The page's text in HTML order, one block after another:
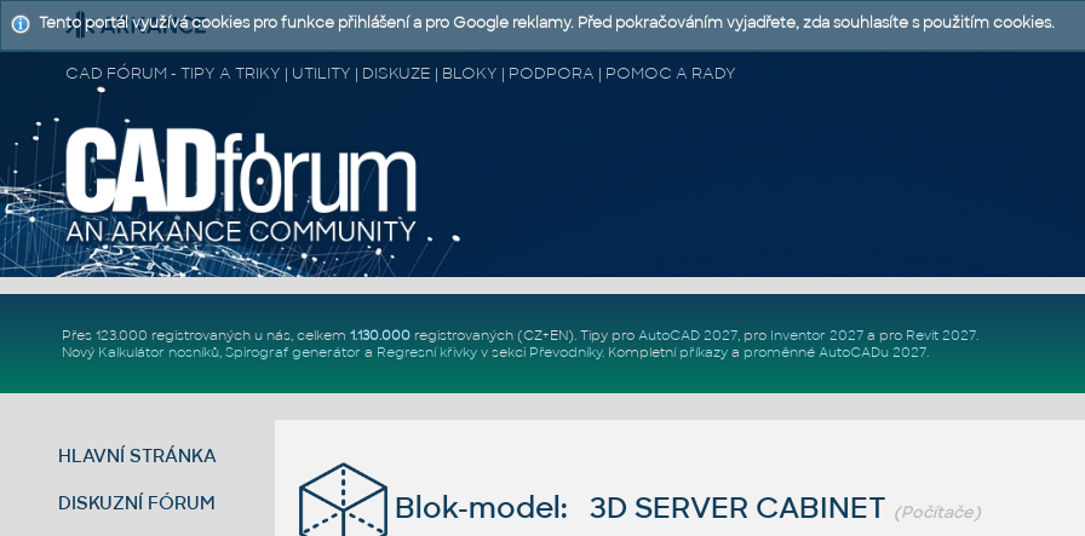
CAD FÓRUM - TIPY A TRIKY | UTILITY | DISKUZE | BLOKY | PODPORA | POMOC A RADY
Přes 123.000 registrovaných u nás, celkem 1.130.000registrovaných (CZ+EN). Tipy pro AutoCAD 2027, pro Inventor 2027a pro Revit 2027.
Nový Kalkulátor nosníků, Spirograf generátor a Regresní křivkyv sekci Převodníky. Kompletní příkazya proměnné AutoCADu 2027.
HLAVNÍ STRÁNKA
DISKUZNÍ FÓRUM Blok-model: 3D SERVER CABINET (Počítače)
Tento portál využívá cookies pro funkce přihlášení a pro Google reklamy. Před pokračováním vyjadřete, zda souhlasíte s použitím cookies.